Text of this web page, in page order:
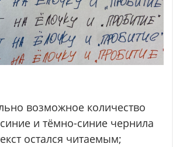
возможное количество
и тёмно-синие чернила
остался читаемым;